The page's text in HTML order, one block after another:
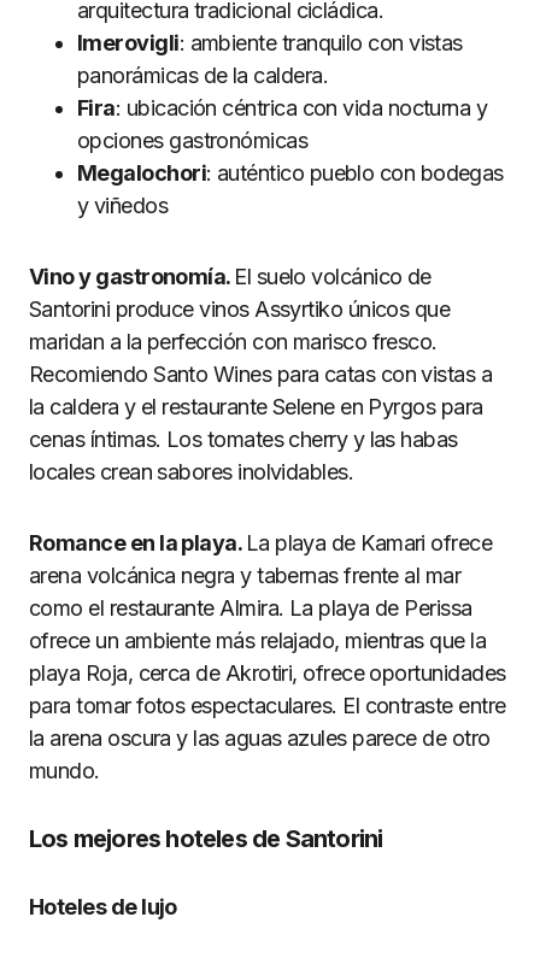
arquitectura tradicional cicládica.
Imerovigli: ambiente tranquilo con vistas
panorámicas de la caldera.
Fira: ubicación céntrica con vida nocturna y
opciones gastronómicas
Megalochori: auténtico pueblo con bodegas
y viñedos
Vino y gastronomía. El suelo volcánico de
Santorini produce vinos Assyrtiko únicos que
maridan a la perfección con marisco fresco.
Recomiendo Santo Wines para catas con vistas a
la caldera y el restaurante Selene en Pyrgos para
cenas íntimas. Los tomates cherry y las habas
locales crean sabores inolvidables.
Romance en la playa. La playa de Kamari ofrece
arena volcánica negra y tabernas frente al mar
como el restaurante Almira. La playa de Perissa
ofrece un ambiente más relajado, mientras que la
playa Roja, cerca de Akrotiri, ofrece oportunidades
para tomar fotos espectaculares. El contraste entre
la arena oscura y las aguas azules parece de otro
mundo.
Los mejores hoteles de Santorini
Hoteles de lujo